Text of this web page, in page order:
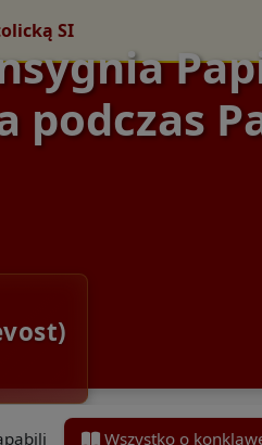
SI
podczas
Wszystko o